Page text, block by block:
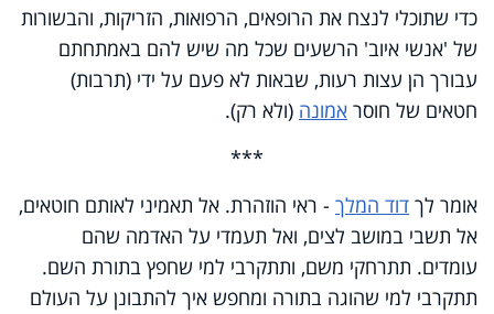
כדי שתוכלי לנצח את הרופאים, הרפואות, הזריקות, והבשורות
של 'אנשי איוב' הרשעים שכל מה שיש להם באמתחתם
עבורך הן עצות רעות, שבאות לא פעם על ידי (תרבות)
חטאים של חוסר אמונה (ולא רק).
***
אומר לך דוד המלך - ראי הוזהרת. אל תאמיני לאותם חוטאים,
אל תשבי במושב לצים, ואל תעמדי על האדמה שהם
עומדים. תתרחקי משם, ותתקרבי למי שחפץ בתורת השם.
תתקרבי למי שהוגה בתורה ומחפש איך להתבונן על העולם